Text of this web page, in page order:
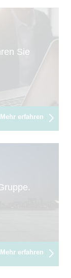
Sie
Mehr erfahren
Mehr erfahren